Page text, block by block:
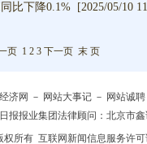
比下降0.1% [2025/05/10
页 1 2 3 下一页 末 页
济网 － 网站大事记 － 网站诚聘
报报业集团法律顾问： 北京市
权所有互联网新闻信息服务许可